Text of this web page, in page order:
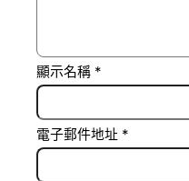
顯示名稱 *
電子郵件地址 *